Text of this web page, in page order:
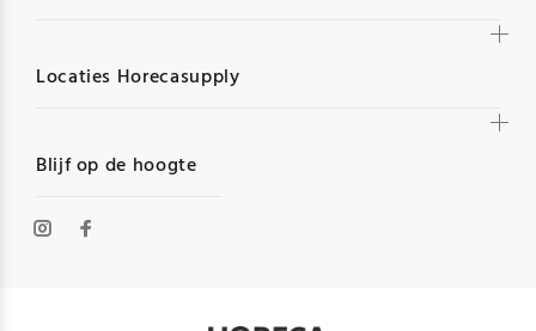
Blijf op de hoogte
Locaties Horecasupply